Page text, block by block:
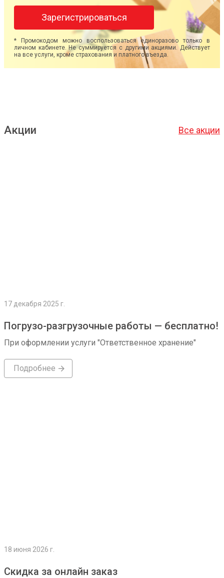
Зарегистрироваться
* Промокодом можно воспользоваться единоразово только в
личном кабинете. Не суммируется с другими акциями. Действует
на все услуги, кроме страхования и платного въезда.
Акции Все акции
17 декабря 2025 г.
Погрузо-разгрузочные работы — бесплатно!
При оформлении услуги "Ответственное хранение"
Подробнее
18 июня 2026 г.
Скидка за онлайн заказ